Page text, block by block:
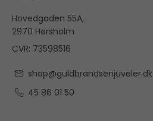
Hovedgaden 55A,
2970 Hørsholm
CVR: 73598516
shop@guldbrandsenjuveler.dk
45 86 01 50